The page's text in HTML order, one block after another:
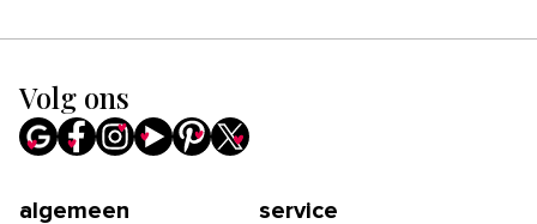
Volg ons
algemeen
service